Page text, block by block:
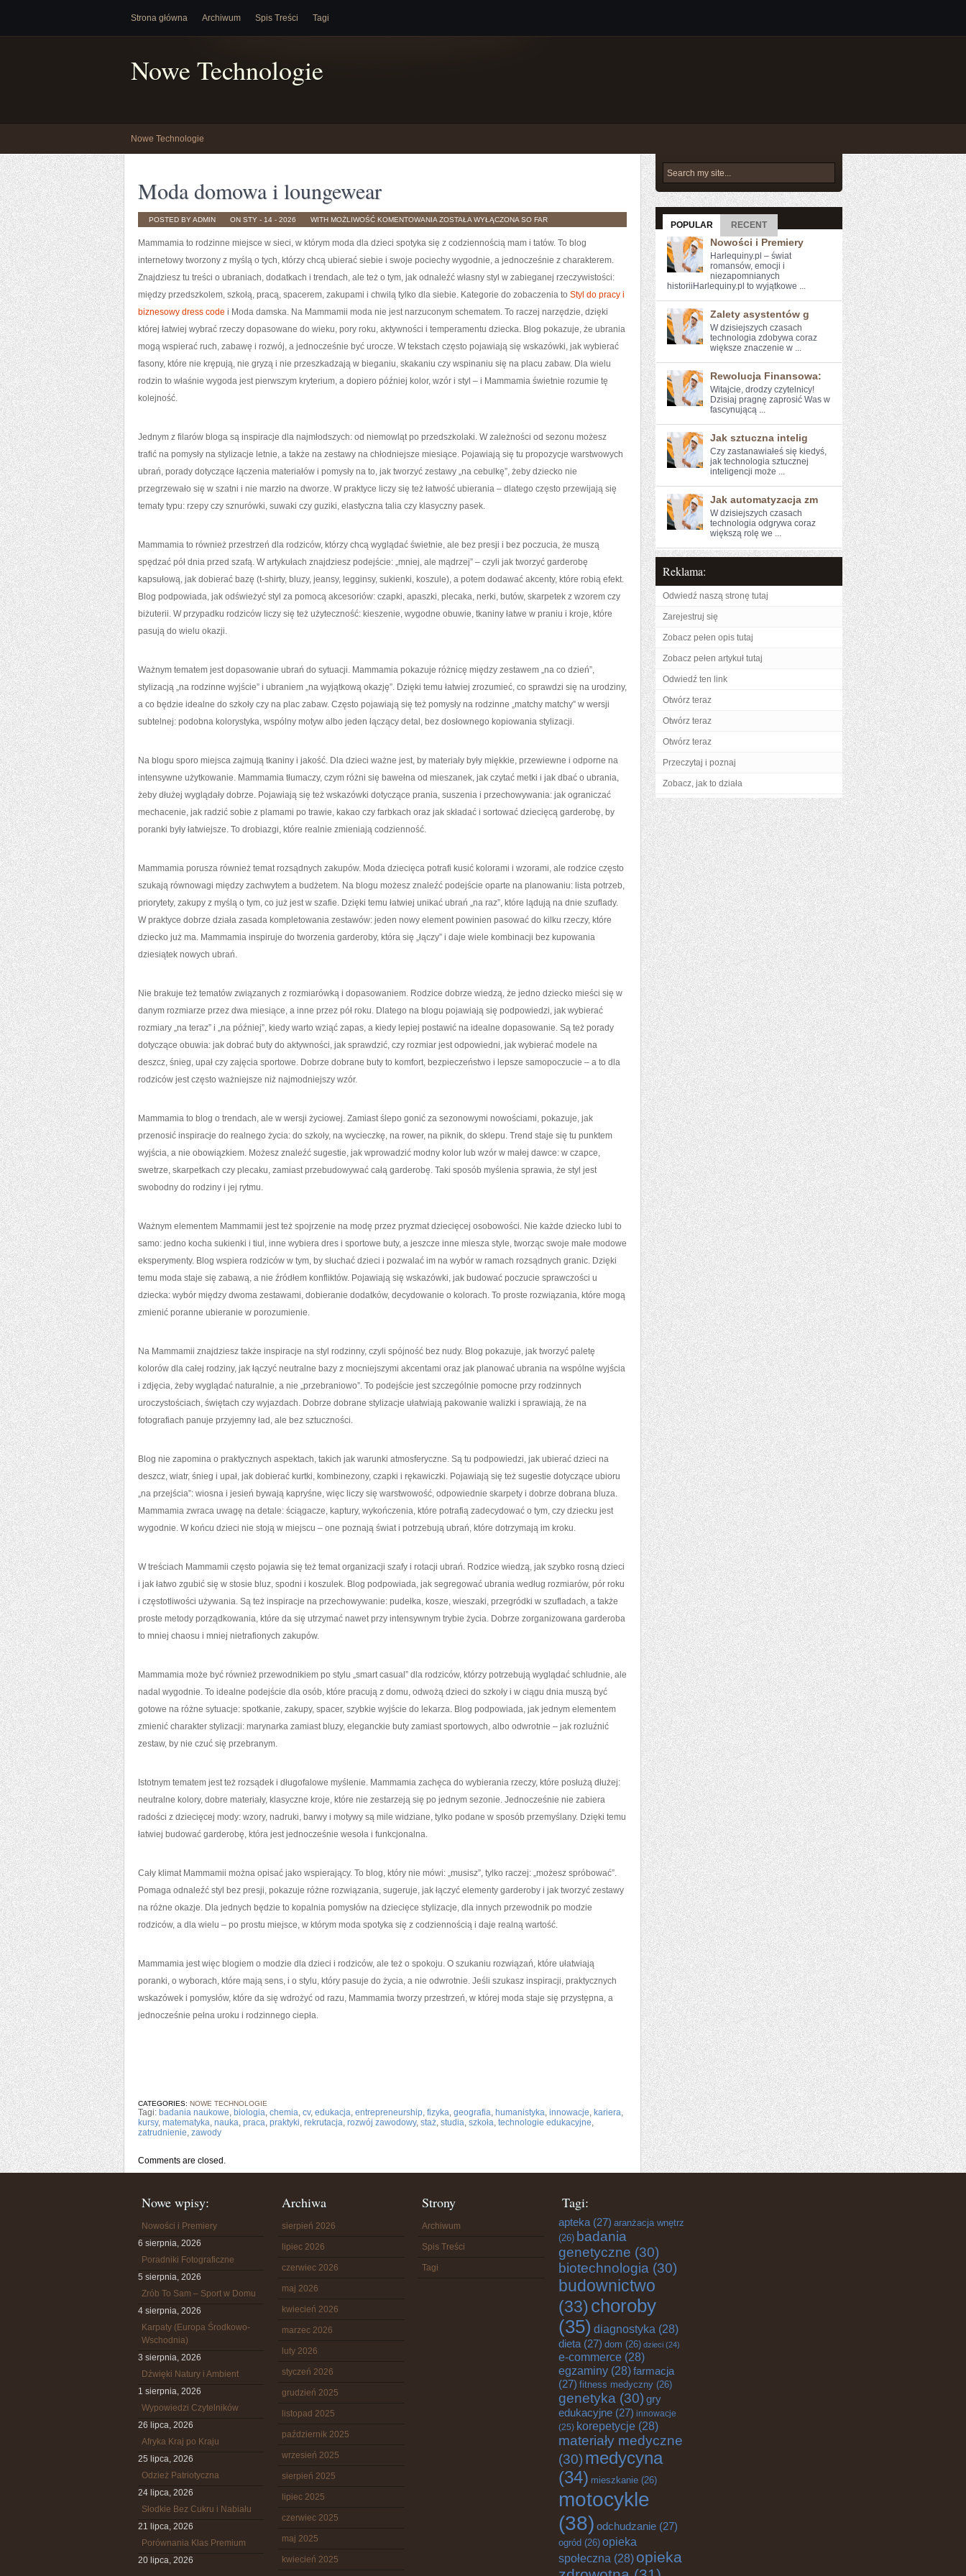
Strona główna Archiwum Spis Treści Tagi
Nowe Technologie
Nowe Technologie
Moda domowa i loungewear
POSTED BY ADMIN ON STY - 14 - 2026 WITH MOŻLIWOŚĆ KOMENTOWANIA MODA
DOMOWA
LOUNGEWEAR
ZOSTAŁA WYŁĄCZONA SO FAR
Mammamia to rodzinne miejsce w sieci, w którym moda dla dzieci spotyka się z codziennością mam i tatów. To blog
internetowy tworzony z myślą o tych, którzy chcą ubierać siebie i swoje pociechy wygodnie, a jednocześnie z charakterem.
Znajdziesz tu treści o ubraniach, dodatkach i trendach, ale też o tym, jak odnaleźć własny styl w zabieganej rzeczywistości:
między przedszkolem, szkołą, pracą, spacerem, zakupami i chwilą tylko dla siebie. Kategorie do zobaczenia to Styl do pracy i
biznesowy dress code i Moda damska. Na Mammamii moda nie jest narzuconym schematem. To raczej narzędzie, dzięki
której łatwiej wybrać rzeczy dopasowane do wieku, pory roku, aktywności i temperamentu dziecka. Blog pokazuje, że ubrania
mogą wspierać ruch, zabawę i rozwój, a jednocześnie być urocze. W tekstach często pojawiają się wskazówki, jak wybierać
fasony, które nie krępują, nie gryzą i nie przeszkadzają w bieganiu, skakaniu czy wspinaniu się na placu zabaw. Dla wielu
rodzin to właśnie wygoda jest pierwszym kryterium, a dopiero później kolor, wzór i styl – i Mammamia świetnie rozumie tę
kolejność.
Jednym z filarów bloga są inspiracje dla najmłodszych: od niemowląt po przedszkolaki. W zależności od sezonu możesz
trafić na pomysły na stylizacje letnie, a także na zestawy na chłodniejsze miesiące. Pojawiają się tu propozycje warstwowych
ubrań, porady dotyczące łączenia materiałów i pomysły na to, jak tworzyć zestawy „na cebulkę”, żeby dziecko nie
przegrzewało się w szatni i nie marzło na dworze. W praktyce liczy się też łatwość ubierania – dlatego często przewijają się
tematy typu: rzepy czy sznurówki, suwaki czy guziki, elastyczna talia czy klasyczny pasek.
Mammamia to również przestrzeń dla rodziców, którzy chcą wyglądać świetnie, ale bez presji i bez poczucia, że muszą
spędzać pół dnia przed szafą. W artykułach znajdziesz podejście: „mniej, ale mądrzej” – czyli jak tworzyć garderobę
kapsułową, jak dobierać bazę (t-shirty, bluzy, jeansy, legginsy, sukienki, koszule), a potem dodawać akcenty, które robią efekt.
Blog podpowiada, jak odświeżyć styl za pomocą akcesoriów: czapki, apaszki, plecaka, nerki, butów, skarpetek z wzorem czy
biżuterii. W przypadku rodziców liczy się też użyteczność: kieszenie, wygodne obuwie, tkaniny łatwe w praniu i kroje, które
pasują do wielu okazji.
Ważnym tematem jest dopasowanie ubrań do sytuacji. Mammamia pokazuje różnicę między zestawem „na co dzień”,
stylizacją „na rodzinne wyjście” i ubraniem „na wyjątkową okazję”. Dzięki temu łatwiej zrozumieć, co sprawdzi się na urodziny,
a co będzie idealne do szkoły czy na plac zabaw. Często pojawiają się też pomysły na rodzinne „matchy matchy” w wersji
subtelnej: podobna kolorystyka, wspólny motyw albo jeden łączący detal, bez dosłownego kopiowania stylizacji.
Na blogu sporo miejsca zajmują tkaniny i jakość. Dla dzieci ważne jest, by materiały były miękkie, przewiewne i odporne na
intensywne użytkowanie. Mammamia tłumaczy, czym różni się bawełna od mieszanek, jak czytać metki i jak dbać o ubrania,
żeby dłużej wyglądały dobrze. Pojawiają się też wskazówki dotyczące prania, suszenia i przechowywania: jak ograniczać
mechacenie, jak radzić sobie z plamami po trawie, kakao czy farbkach oraz jak składać i sortować dziecięcą garderobę, by
poranki były łatwiejsze. To drobiazgi, które realnie zmieniają codzienność.
Mammamia porusza również temat rozsądnych zakupów. Moda dziecięca potrafi kusić kolorami i wzorami, ale rodzice często
szukają równowagi między zachwytem a budżetem. Na blogu możesz znaleźć podejście oparte na planowaniu: lista potrzeb,
priorytety, zakupy z myślą o tym, co już jest w szafie. Dzięki temu łatwiej unikać ubrań „na raz”, które lądują na dnie szuflady.
W praktyce dobrze działa zasada kompletowania zestawów: jeden nowy element powinien pasować do kilku rzeczy, które
dziecko już ma. Mammamia inspiruje do tworzenia garderoby, która się „łączy” i daje wiele kombinacji bez kupowania
dziesiątek nowych ubrań.
Nie brakuje też tematów związanych z rozmiarówką i dopasowaniem. Rodzice dobrze wiedzą, że jedno dziecko mieści się w
danym rozmiarze przez dwa miesiące, a inne przez pół roku. Dlatego na blogu pojawiają się podpowiedzi, jak wybierać
rozmiary „na teraz” i „na później”, kiedy warto wziąć zapas, a kiedy lepiej postawić na idealne dopasowanie. Są też porady
dotyczące obuwia: jak dobrać buty do aktywności, jak sprawdzić, czy rozmiar jest odpowiedni, jak wybierać modele na
deszcz, śnieg, upał czy zajęcia sportowe. Dobrze dobrane buty to komfort, bezpieczeństwo i lepsze samopoczucie – a to dla
rodziców jest często ważniejsze niż najmodniejszy wzór.
Mammamia to blog o trendach, ale w wersji życiowej. Zamiast ślepo gonić za sezonowymi nowościami, pokazuje, jak
przenosić inspiracje do realnego życia: do szkoły, na wycieczkę, na rower, na piknik, do sklepu. Trend staje się tu punktem
wyjścia, a nie obowiązkiem. Możesz znaleźć sugestie, jak wprowadzić modny kolor lub wzór w małej dawce: w czapce,
swetrze, skarpetkach czy plecaku, zamiast przebudowywać całą garderobę. Taki sposób myślenia sprawia, że styl jest
swobodny do rodziny i jej rytmu.
Ważnym elementem Mammamii jest też spojrzenie na modę przez pryzmat dziecięcej osobowości. Nie każde dziecko lubi to
samo: jedno kocha sukienki i tiul, inne wybiera dres i sportowe buty, a jeszcze inne miesza style, tworząc swoje małe modowe
eksperymenty. Blog wspiera rodziców w tym, by słuchać dzieci i pozwalać im na wybór w ramach rozsądnych granic. Dzięki
temu moda staje się zabawą, a nie źródłem konfliktów. Pojawiają się wskazówki, jak budować poczucie sprawczości u
dziecka: wybór między dwoma zestawami, dobieranie dodatków, decydowanie o kolorach. To proste rozwiązania, które mogą
zmienić poranne ubieranie w porozumienie.
Na Mammamii znajdziesz także inspiracje na styl rodzinny, czyli spójność bez nudy. Blog pokazuje, jak tworzyć paletę
kolorów dla całej rodziny, jak łączyć neutralne bazy z mocniejszymi akcentami oraz jak planować ubrania na wspólne wyjścia
i zdjęcia, żeby wyglądać naturalnie, a nie „przebraniowo”. To podejście jest szczególnie pomocne przy rodzinnych
uroczystościach, świętach czy wyjazdach. Dobrze dobrane stylizacje ułatwiają pakowanie walizki i sprawiają, że na
fotografiach panuje przyjemny ład, ale bez sztuczności.
Blog nie zapomina o praktycznych aspektach, takich jak warunki atmosferyczne. Są tu podpowiedzi, jak ubierać dzieci na
deszcz, wiatr, śnieg i upał, jak dobierać kurtki, kombinezony, czapki i rękawiczki. Pojawiają się też sugestie dotyczące ubioru
„na przejścia”: wiosna i jesień bywają kapryśne, więc liczy się warstwowość, odpowiednie skarpety i dobrze dobrana bluza.
Mammamia zwraca uwagę na detale: ściągacze, kaptury, wykończenia, które potrafią zadecydować o tym, czy dziecku jest
wygodnie. W końcu dzieci nie stoją w miejscu – one poznają świat i potrzebują ubrań, które dotrzymają im kroku.
W treściach Mammamii często pojawia się też temat organizacji szafy i rotacji ubrań. Rodzice wiedzą, jak szybko rosną dzieci
i jak łatwo zgubić się w stosie bluz, spodni i koszulek. Blog podpowiada, jak segregować ubrania według rozmiarów, pór roku
i częstotliwości używania. Są też inspiracje na przechowywanie: pudełka, kosze, wieszaki, przegródki w szufladach, a także
proste metody porządkowania, które da się utrzymać nawet przy intensywnym trybie życia. Dobrze zorganizowana garderoba
to mniej chaosu i mniej nietrafionych zakupów.
Mammamia może być również przewodnikiem po stylu „smart casual” dla rodziców, którzy potrzebują wyglądać schludnie, ale
nadal wygodnie. To idealne podejście dla osób, które pracują z domu, odwożą dzieci do szkoły i w ciągu dnia muszą być
gotowe na różne sytuacje: spotkanie, zakupy, spacer, szybkie wyjście do lekarza. Blog podpowiada, jak jednym elementem
zmienić charakter stylizacji: marynarka zamiast bluzy, eleganckie buty zamiast sportowych, albo odwrotnie – jak rozluźnić
zestaw, by nie czuć się przebranym.
Istotnym tematem jest też rozsądek i długofalowe myślenie. Mammamia zachęca do wybierania rzeczy, które posłużą dłużej:
neutralne kolory, dobre materiały, klasyczne kroje, które nie zestarzeją się po jednym sezonie. Jednocześnie nie zabiera
radości z dziecięcej mody: wzory, nadruki, barwy i motywy są mile widziane, tylko podane w sposób przemyślany. Dzięki temu
łatwiej budować garderobę, która jest jednocześnie wesoła i funkcjonalna.
Cały klimat Mammamii można opisać jako wspierający. To blog, który nie mówi: „musisz”, tylko raczej: „możesz spróbować”.
Pomaga odnaleźć styl bez presji, pokazuje różne rozwiązania, sugeruje, jak łączyć elementy garderoby i jak tworzyć zestawy
na różne okazje. Dla jednych będzie to kopalnia pomysłów na dziecięce stylizacje, dla innych przewodnik po modzie
rodziców, a dla wielu – po prostu miejsce, w którym moda spotyka się z codziennością i daje realną wartość.
Mammamia jest więc blogiem o modzie dla dzieci i rodziców, ale też o spokoju. O szukaniu rozwiązań, które ułatwiają
poranki, o wyborach, które mają sens, i o stylu, który pasuje do życia, a nie odwrotnie. Jeśli szukasz inspiracji, praktycznych
wskazówek i pomysłów, które da się wdrożyć od razu, Mammamia tworzy przestrzeń, w której moda staje się przystępna, a
jednocześnie pełna uroku i rodzinnego ciepła.
CATEGORIES: NOWE TECHNOLOGIE
Tagi: badania naukowe, biologia, chemia, cv, edukacja, entrepreneurship, fizyka, geografia, humanistyka, innowacje, kariera,
kursy, matematyka, nauka, praca, praktyki, rekrutacja, rozwój zawodowy, staż, studia, szkoła, technologie edukacyjne,
zatrudnienie, zawody
Comments are closed.
POPULAR RECENT
Nowości i Premiery
Harlequiny.pl – świat
romansów, emocji i
niezapomnianych
historiiHarlequiny.pl to wyjątkowe ...
Zalety asystentów g
W⁢ dzisiejszych⁢ czasach
technologia zdobywa coraz
większe znaczenie w ...
Rewolucja Finansowa:
Witajcie, drodzy czytelnicy!
Dzisiaj pragnę zaprosić Was⁢ w
fascynującą ...
Jak sztuczna intelig
Czy zastanawiałeś się kiedyś,
jak technologia sztucznej
inteligencji może ...
Jak automatyzacja zm
W dzisiejszych czasach
technologia odgrywa ⁢coraz
większą rolę we ...
Reklama:
Odwiedź naszą stronę tutaj
Zarejestruj się
Zobacz pełen opis tutaj
Zobacz pełen artykuł tutaj
Odwiedź ten link
Otwórz teraz
Otwórz teraz
Otwórz teraz
Przeczytaj i poznaj
Zobacz, jak to działa
Nowe wpisy:
Nowości i Premiery
6 sierpnia, 2026
Poradniki Fotograficzne
5 sierpnia, 2026
Zrób To Sam – Sport w Domu
4 sierpnia, 2026
Karpaty (Europa Środkowo-
Wschodnia)
3 sierpnia, 2026
Dźwięki Natury i Ambient
1 sierpnia, 2026
Wypowiedzi Czytelników
26 lipca, 2026
Afryka Kraj po Kraju
25 lipca, 2026
Odzież Patriotyczna
24 lipca, 2026
Słodkie Bez Cukru i Nabiału
21 lipca, 2026
Porównania Klas Premium
20 lipca, 2026
Archiwa
sierpień 2026
lipiec 2026
czerwiec 2026
maj 2026
kwiecień 2026
marzec 2026
luty 2026
styczeń 2026
grudzień 2025
listopad 2025
październik 2025
wrzesień 2025
sierpień 2025
lipiec 2025
czerwiec 2025
maj 2025
kwiecień 2025
Strony
Archiwum
Spis Treści
Tagi
Tagi:
apteka (27) aranżacja wnętrz
(26) badania
genetyczne (30)
biotechnologia (30)
budownictwo
(33)choroby
(35) diagnostyka (28)
dieta (27) dom (26) dzieci (24)
e-commerce (28)
egzaminy (28)farmacja
(27) fitness medyczny (26)
genetyka (30) gry
edukacyjne (27) innowacje
(25) korepetycje (28)
materiały medyczne
(30) medycyna
(34) mieszkanie (26)
motocykle
(38) odchudzanie (27)
ogród (26) opieka
społeczna (28) opieka